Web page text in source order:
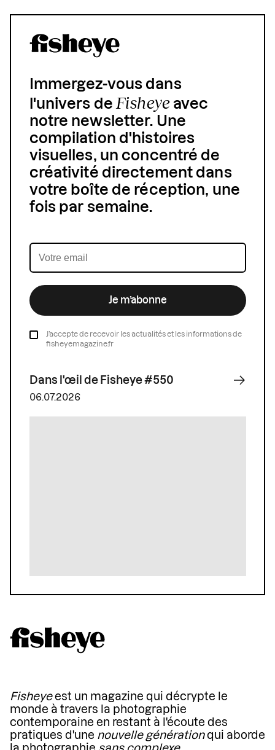
Immergez-vous dans
l'univers deFisheyeavec
notre newsletter. Une
compilation d'histoires
visuelles, un concentré de
créativité directement dans
votre boîte de réception, une
fois par semaine.
Je m’abonne
J’accepte de recevoir les actualités et les informations de
fisheyemagazine.fr
Dans l'œil de Fisheye #550
06.07.2026
Fisheyeest un magazine qui décrypte le
monde à travers la photographie
contemporaine en restant à l'écoute des
pratiques d'une nouvelle générationqui aborde